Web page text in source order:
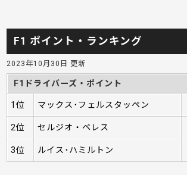
F1 ポイント・ランキング
2023年10月30日 更新
F1ドライバーズ・ポイント
1位 マックス･フェルスタッペン
2位 セルジオ・ペレス
3位 ルイス･ハミルトン